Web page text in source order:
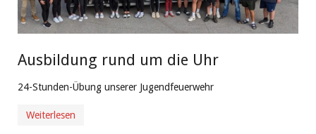
Ausbildung rund um die Uhr
24-Stunden-Übung unserer Jugendfeuerwehr
Weiterlesen